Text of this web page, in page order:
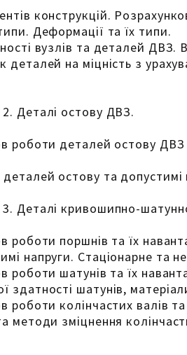
конструкцій.
Деформації та їх типи.
вузлів та деталей ДВЗ.
деталей на міцність з
Деталі остову ДВЗ.
роботи деталей остову ДВЗ
остову та допустимі
Деталі кривошипно-
роботи поршнів та їх
напруги. Стаціонарне та
роботи шатунів та їх
здатності шатунів,
роботи колінчастих валів
методи зміцнення